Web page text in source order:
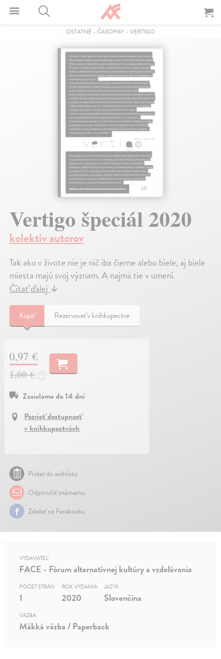
OSTATNÉ - ČASOPISY - VERTIGO
Vertigo špeciál 2020
kolektív autorov
Tak ako v živote nie je nič iba čierne alebo biele, aj biele
miesta majú svoj význam. A najmä tie v umení.
Čítať ďalej↓
Kúpiť Rezervovať v kníhkupectve
0,97 €
1,00 €
?
Zasielame do 14 dní
Pozrieť dostupnosť
v kníhkupectvách
Pridať do wishlistu
Odporučiť známemu
Zdielať na Facebooku
VYDAVATEĽ
FACE - Fórum alternatívnej kultúry a vzdelávania
POČET STRÁN
1
ROK VYDANIA
2020
JAZYK
Slovenčina
VÄZBA
Mäkká väzba / Paperback